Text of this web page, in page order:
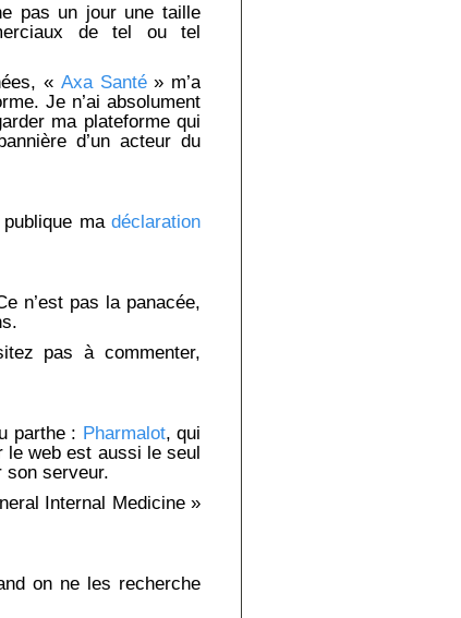
pas un jour une taille
de tel ou tel
« Axa Santé» m’a
Je n’ai absolument
ma plateforme qui
d’un acteur du
ma déclaration
n’est pas la panacée,
pas à commenter,
parthe : Pharmalot, qui
le web est aussi le seul
son serveur.
Internal Medicine »
on ne les recherche